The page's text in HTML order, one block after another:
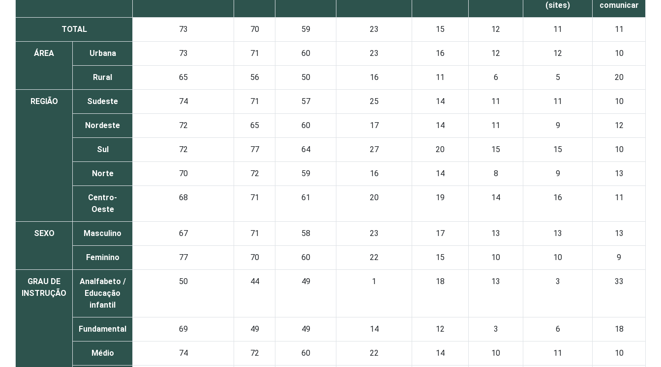
(sites)
comunicar
TOTAL 73 70 59 23 15 12 11 11
ÁREA Urbana 73 71 60 23 16 12 12 10
Rural 65 56 50 16 11 6 5 20
REGIÃO Sudeste 74 71 57 25 14 11 11 10
Nordeste 72 65 60 17 14 11 9 12
Sul 72 77 64 27 20 15 15 10
Norte 70 72 59 16 14 8 9 13
Centro-
Oeste
68 71 61 20 19 14 16 11
SEXO Masculino 67 71 58 23 17 13 13 13
Feminino 77 70 60 22 15 10 10 9
GRAU DE
INSTRUÇÃO
Analfabeto /
Educação
infantil
50 44 49 1 18 13 3 33
Fundamental 69 49 49 14 12 3 6 18
Médio 74 72 60 22 14 10 11 10